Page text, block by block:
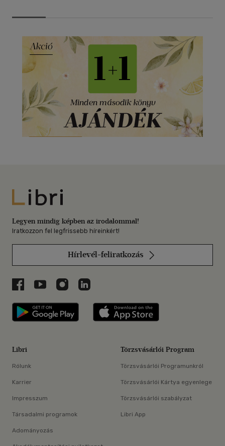
Libri
Legyen mindig képben az irodalommal!
Iratkozzon fel legfrissebb híreinkért!
Hírlevél-feliratkozás
Libri a Facebookon
Libri a Youtube-on
Libri az Instagramon
Libri a LinkedInen
Libri applikáció Szerezd meg: Google
Libri
Rólunk
Karrier
Impresszum
Társadalmi programok
Adományozás
Törzsvásárlói Program
Törzsvásárlói Programunkról
Törzsvásárlói Kártya egyenlege
Törzsvásárlói szabályzat
Libri App